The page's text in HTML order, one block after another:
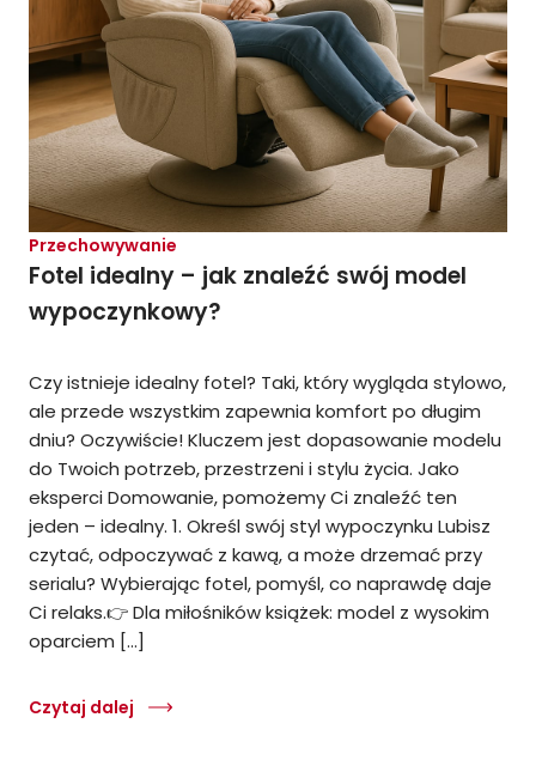
Przechowywanie
Fotel idealny – jak znaleźć swój model
wypoczynkowy?
Czy istnieje idealny fotel? Taki, który wygląda stylowo,
ale przede wszystkim zapewnia komfort po długim
dniu? Oczywiście! Kluczem jest dopasowanie modelu
do Twoich potrzeb, przestrzeni i stylu życia. Jako
eksperci Domowanie, pomożemy Ci znaleźć ten
jeden – idealny. 1. Określ swój styl wypoczynku Lubisz
czytać, odpoczywać z kawą, a może drzemać przy
serialu? Wybierając fotel, pomyśl, co naprawdę daje
Ci relaks.👉 Dla miłośników książek: model z wysokim
oparciem […]
Czytaj dalej